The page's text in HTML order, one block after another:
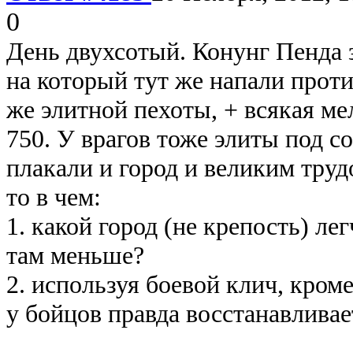
0
День двухсотый. Конунг Пенда
на который тут же напали
же элитной пехоты, + всякая
750. У врагов тоже элиты под
плакали и город и великим
то в чем:
1. какой город (не крепость)
там меньше?
2. используя боевой клич,
у бойцов правда